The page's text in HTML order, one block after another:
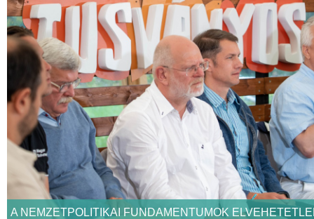
A NEMZETPOLITIKAI FUNDAMENTUMOK